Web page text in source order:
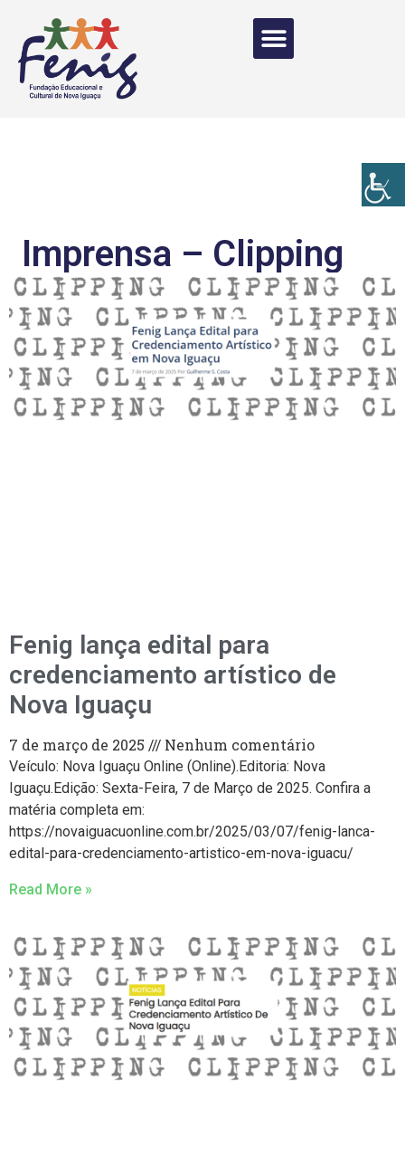
Imprensa – Clipping
Fenig lança edital para
credenciamento artístico de
Nova Iguaçu
7 de março de 2025 Nenhum comentário
Veículo: Nova Iguaçu Online (Online).Editoria: Nova
Iguaçu.Edição: Sexta-Feira, 7 de Março de 2025. Confira a
matéria completa em:
https://novaiguacuonline.com.br/2025/03/07/fenig-lanca-
edital-para-credenciamento-artistico-em-nova-iguacu/
Read More »